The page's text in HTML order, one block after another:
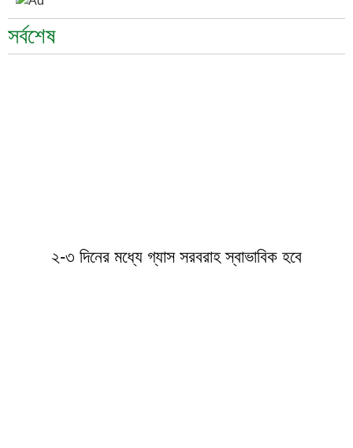
সর্বশেষ
২-৩ দিনের মধ্যে গ্যাস সরবরাহ স্বাভাবিক হবে